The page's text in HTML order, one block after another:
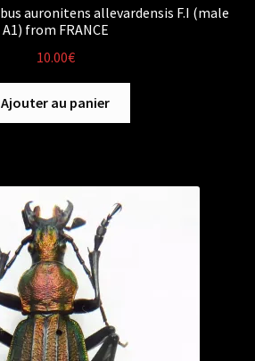
auronitens allevardensis F.I (male
A1) from FRANCE
10.00€
Ajouter au panier